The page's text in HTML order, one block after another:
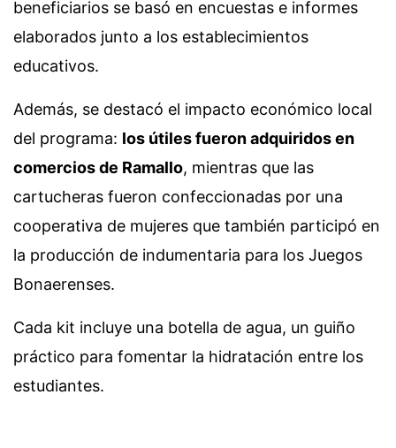
beneficiarios se basó en encuestas e informes
elaborados junto a los establecimientos
educativos.
Además, se destacó el impacto económico local
del programa: los útiles fueron adquiridos en
comercios de Ramallo, mientras que las
cartucheras fueron confeccionadas por una
cooperativa de mujeres que también participó en
la producción de indumentaria para los Juegos
Bonaerenses.
Cada kit incluye una botella de agua, un guiño
práctico para fomentar la hidratación entre los
estudiantes.